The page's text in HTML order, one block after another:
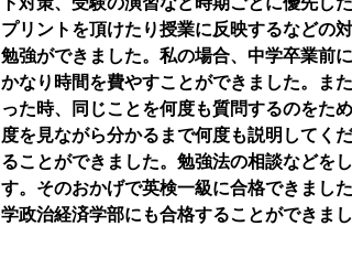
プリントを頂けたり授業に反映するなどの
勉強ができました。私の場合、中学卒業前
かなり時間を費やすことができました。ま
った時、同じことを何度も質問するのをた
度を見ながら分かるまで何度も説明してく
ることができました。勉強法の相談などを
す。そのおかげで英検一級に合格できまし
学政治経済学部にも合格することができまし